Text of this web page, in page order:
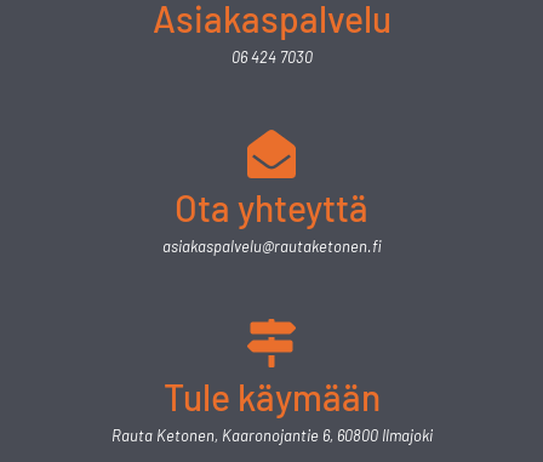
Asiakaspalvelu
06 424 7030
Ota yhteyttä
asiakaspalvelu@rautaketonen.fi
Tule käymään
Rauta Ketonen, Kaaronojantie 6, 60800 Ilmajoki